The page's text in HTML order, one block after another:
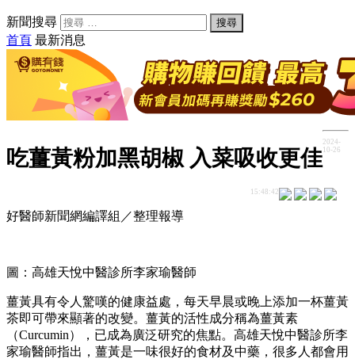
新聞搜尋
首頁 最新消息
吃薑黃粉加黑胡椒 入菜吸收更佳
2024-
10-26
15:48:42
好醫師新聞網編譯組／整理報導
圖：高雄天悅中醫診所李家瑜醫師
薑黃具有令人驚嘆的健康益處，每天早晨或晚上添加一杯薑黃
茶即可帶來顯著的改變。薑黃的活性成分稱為薑黃素
（Curcumin），已成為廣泛研究的焦點。高雄天悅中醫診所李
家瑜醫師指出，薑黃是一味很好的食材及中藥，很多人都會用